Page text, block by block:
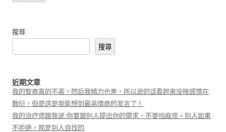
搜尋
搜尋
近期文章
我的智商真的不高，然后我精力也差，所以说的话看起来没啥感情在
敷衍，但是这是我能想到最高情商的发言了！
我的治疗师跟我说:你要跟别人提出你的需求，不要怕麻烦。别人如果
不拒绝，那是别人自找的